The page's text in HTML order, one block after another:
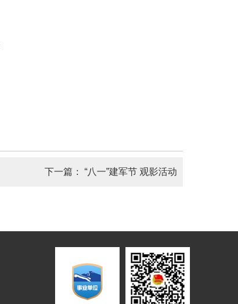
下一篇：“八一”建军节 观影活动